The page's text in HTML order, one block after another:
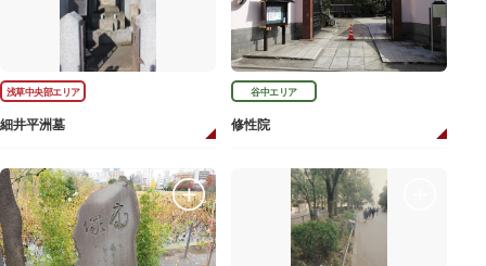
浅草中央部エリア
細井平洲墓
谷中エリア
修性院